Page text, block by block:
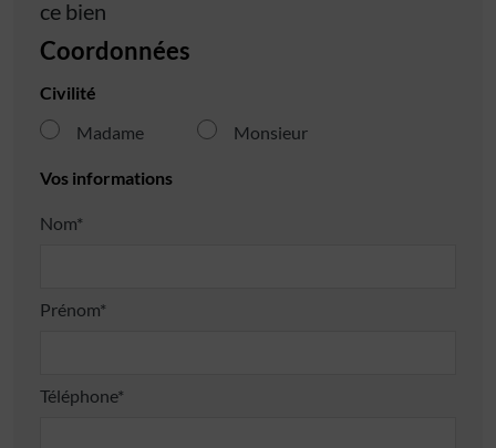
ce bien
Coordonnées
Civilité
Madame
Monsieur
Vos informations
Nom*
Prénom*
Téléphone*